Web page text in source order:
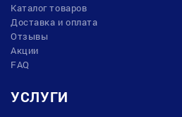
Каталог товаров
Доставка и оплата
Отзывы
Акции
FAQ
УСЛУГИ